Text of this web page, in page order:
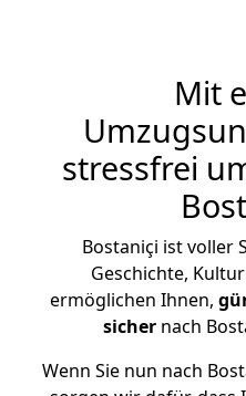
Mit
stressfrei
Bostaniçi ist voller
Geschichte,
ermöglichen Ihnen,
sichernach
Wenn Sie nun nach